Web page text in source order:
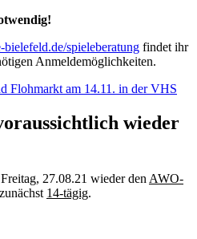
spieleberatung findet ihr
Anmeldemöglichkeiten.
Flohmarkt am 14.11. in der VHS
wieder
27.08.21 wieder den AWO-
14-tägig.